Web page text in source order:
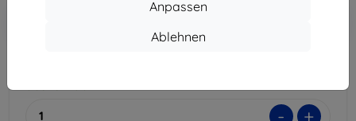
Anpassen
Ablehnen
Rabatt mit Gutschein
- +